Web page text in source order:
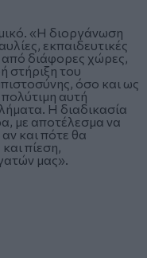
«Η διοργάνωση
εκπαιδευτικές
από διάφορες χώρες,
στήριξη του
όσο και ως
αυτή
Η διαδικασία
με αποτέλεσμα να
και πότε θα
πίεση,
μας».